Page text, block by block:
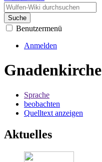
Suche
Benutzermenü
Anmelden
Gnadenkirche
Sprache
beobachten
Quelltext anzeigen
Aktuelles